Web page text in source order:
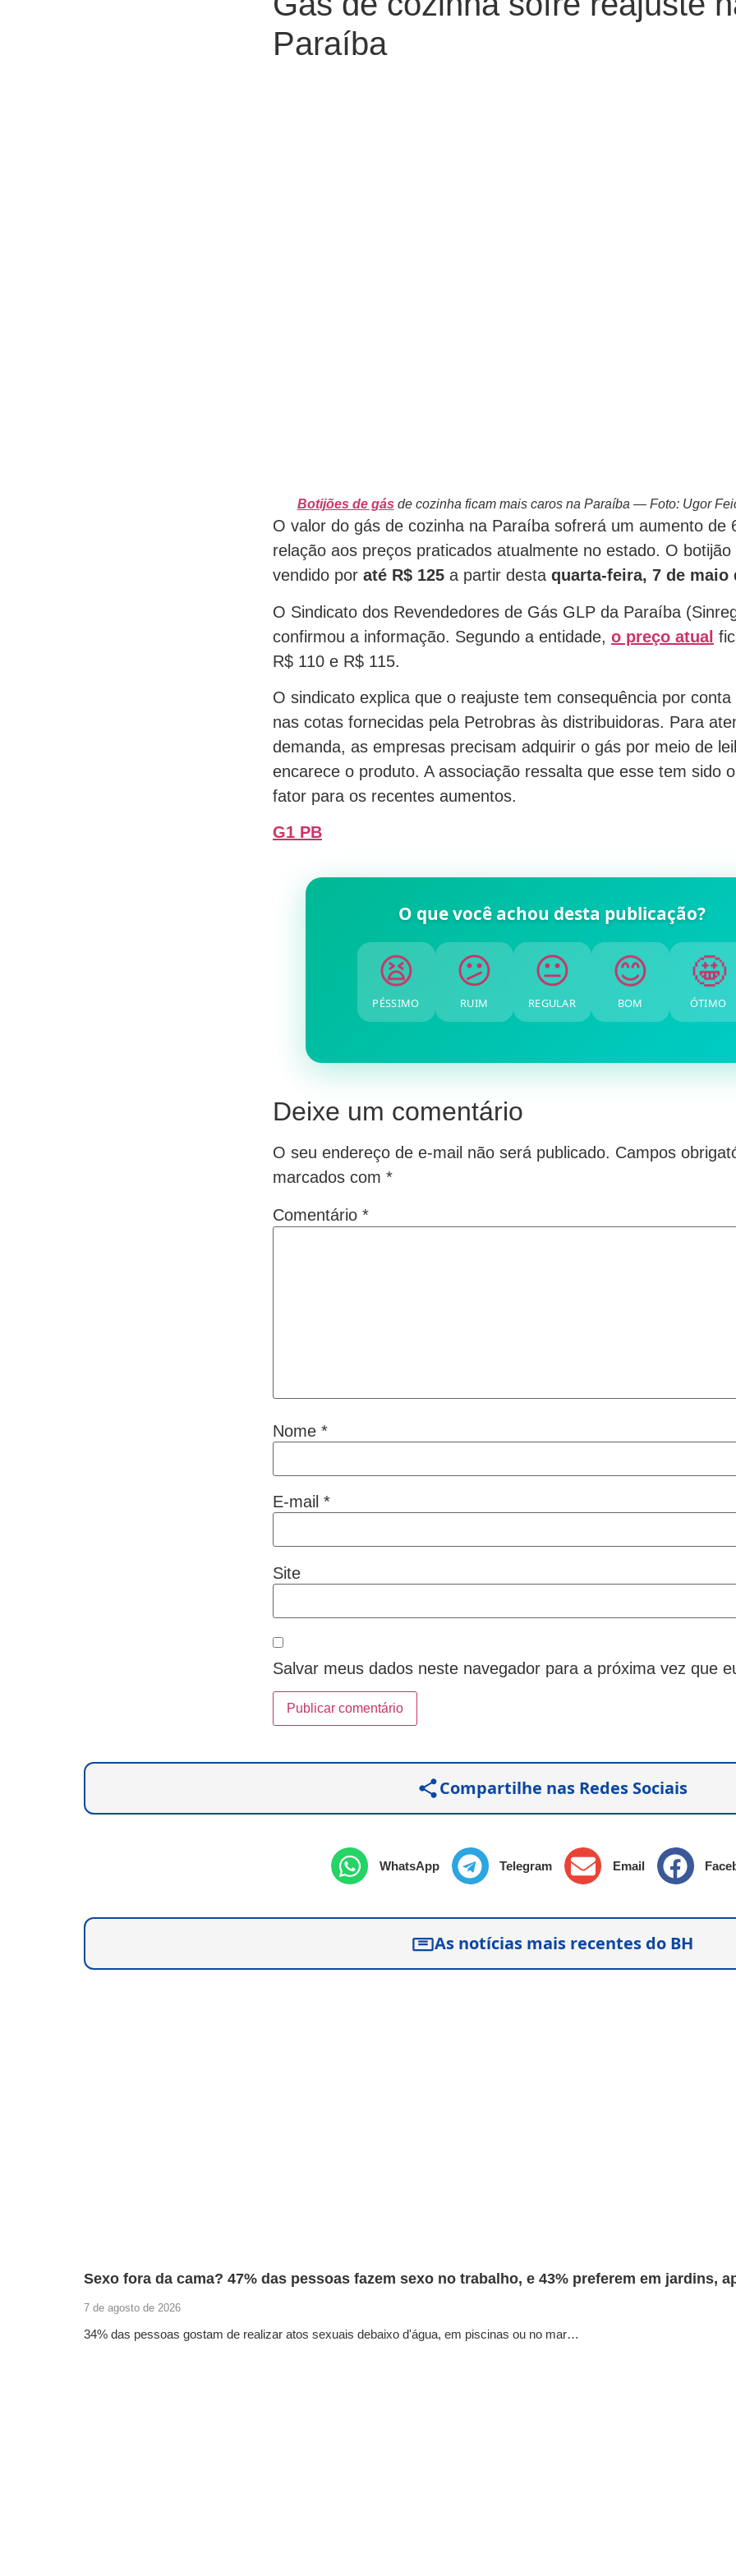
Paraíba
Botijões de gás de cozinha ficam mais caros na Paraíba — Foto: Ugor
O valor do gás de cozinha na Paraíba sofrerá um aumento de
relação aos preços praticados atualmente no estado. O
vendido por até R$ 125 a partir desta quarta-feira, 7 de maio
O Sindicato dos Revendedores de Gás GLP da Paraíba
confirmou a informação. Segundo a entidade, o preço atual
R$ 110 e R$ 115.
O sindicato explica que o reajuste tem consequência por
nas cotas fornecidas pela Petrobras às distribuidoras. Para
demanda, as empresas precisam adquirir o gás por meio de
encarece o produto. A associação ressalta que esse tem sido
fator para os recentes aumentos.
G1 PB
O que você achou desta publicação?
😫
PÉSSIMO
😕
RUIM
😐
REGULAR
😊
BOM
🤩
ÓTIMO
Deixe um comentário
O seu endereço de e-mail não será publicado. Campos
marcados com *
Comentário *
Nome *
E-mail *
Site
Salvar meus dados neste navegador para a próxima vez que
Compartilhe nas Redes Sociais
WhatsApp Telegram Email
As notícias mais recentes do BH
Sexo fora da cama? 47% das pessoas fazem sexo no trabalho, e 43% preferem em jardins,
7 de agosto de 2026
34% das pessoas gostam de realizar atos sexuais debaixo d'água, em piscinas ou no mar…